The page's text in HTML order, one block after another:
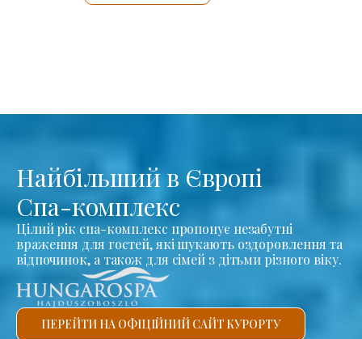
Найбільший в Європі
Спа-комплекс
Цілий рік спа-комплекс пропонує незабутні
враження для гостей, які шукають оздоровлення та
відпочинок, а також для сімей з дітьми різного віку.
ПЕРЕЙТИ НА ОФІЦІЙНИЙ САЙТ КУРОРТУ